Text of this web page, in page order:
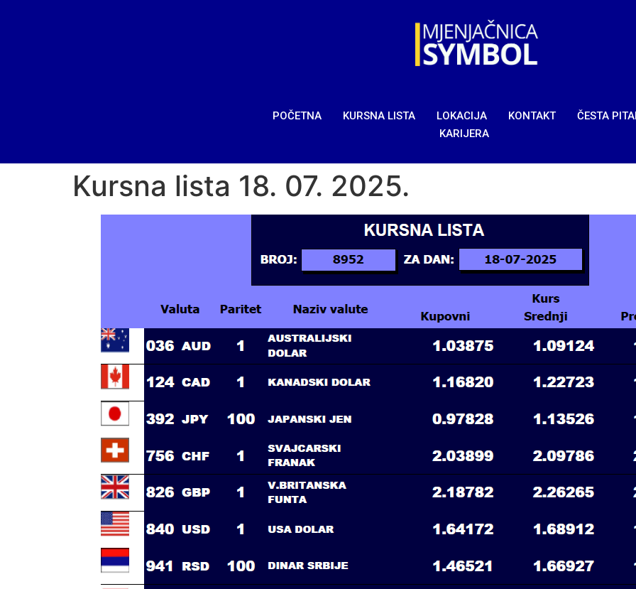
POČETNA KURSNA LISTA LOKACIJA KONTAKT
ČESTA
KARIJERA
Kursna lista 18. 07. 2025.